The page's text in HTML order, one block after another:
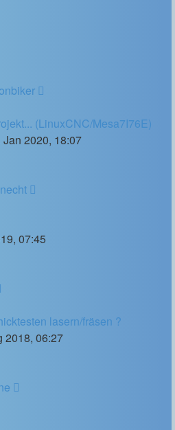
(LinuxCNC/Mesa7I76E)
Jan 2020, 18:07
07:45
lasern/fräsen ?
2018, 06:27